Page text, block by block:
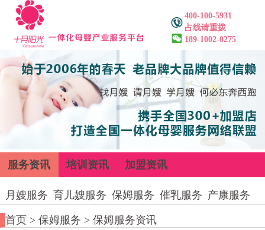
400-100-5931
占线请重拨
189-1002-0275
服务资讯 培训资讯 加盟资讯
月嫂服务 育儿嫂服务 保姆服务 催乳服务 产康服务
首页> 保姆服务 > 保姆服务资讯